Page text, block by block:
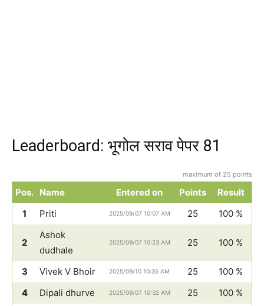
Leaderboard: भूगोल सराव पेपर 81
maximum of 25 points
Pos. Name Entered on Points
Result
1
Priti 2025/09/07 10:07 AM 25 100 %
2
Ashok
dudhale
2025/09/07 10:23 AM 25 100 %
3 Vivek V Bhoir 2025/09/10 10:35 AM 25
100 %
4
Dipali dhurve 2025/09/07 10:32 AM 25
100 %